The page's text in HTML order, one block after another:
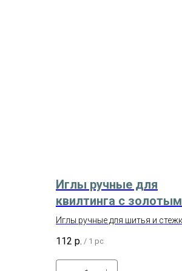
Иглы ручные для
квилтинга с золотым
ушком № 10 ALFA
Иглы ручные для шитья и
112 р. / 1 pc